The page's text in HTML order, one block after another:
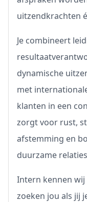
uitzendkrachten
Je combineert
dynamische
met
klanten in een
zorgt voor rust,
afstemming en
duurzame
Intern kennen wij
zoeken jou als jij